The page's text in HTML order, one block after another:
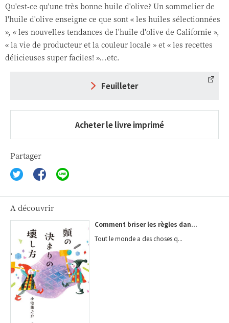
Qu'est-ce qu'une très bonne huile d'olive? Un sommelier de
l'huile d'olive enseigne ce que sont « les huiles sélectionnées
», « les nouvelles tendances de l'huile d'olive de Californie »,
« la vie de producteur et la couleur locale » et « les recettes
délicieuses super faciles! »...etc.
Feuilleter
Acheter le livre imprimé
Partager
A découvrir
Comment briser les règles dan...
Tout le monde a des choses q...